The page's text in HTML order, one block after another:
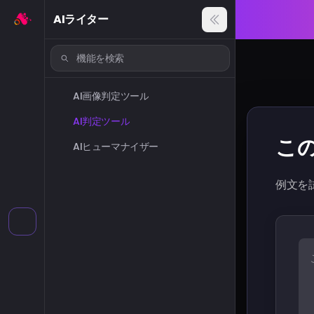
AIライター
AI画像判定ツール
AI判定ツール
AIヒューマナイザー
こ
例文を